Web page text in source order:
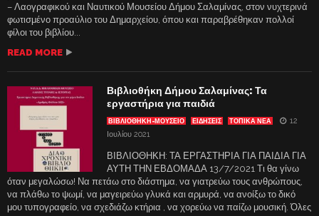
– Λαογραφικού και Ναυτικού Μουσείου Δήμου Σαλαμίνας, στον νυχτερινά
φωτισμένο προαύλιο του Δημαρχείου, όπου και παραβρέθηκαν πολλοί
φίλοι του βιβλίου...
READ MORE
Βιβλιοθήκη Δήμου Σαλαμίνας: Τα
εργαστήρια για παιδιά
ΒΙΒΛΙΟΘΉΚΗ-ΜΟΥΣΕΊΟ ΕΙΔΗΣΕΙΣ ΤΟΠΙΚΑ ΝΕΑ
12
Ιουλίου 2021
ΒΙΒΛΙΟΘΗΚΗ: ΤΑ ΕΡΓΑΣΤΗΡΙΑ ΓΙΑ ΠΑΙΔΙΑ ΓΙΑ
ΑΥΤΗ ΤΗΝ ΕΒΔΟΜΑΔΑ 13/7/2021 Τι θα γίνω
όταν μεγαλώσω! Να πετάω στο διάστημα, να γιατρεύω τους ανθρώπους,
να πλάθω το ψωμί, να μαγειρεύω γλυκά και αρμυρά, να ανοίξω το δικό
μου τυπογραφείο, να σχεδιάζω κτήρια , να χορεύω να παίζω μουσική. Όλες